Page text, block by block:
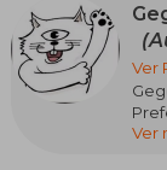
Ver
Ver